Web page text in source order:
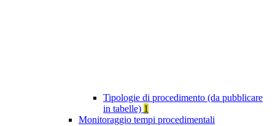
Tipologie di procedimento (da pubblicare
in tabelle) 1
Monitoraggio tempi procedimentali